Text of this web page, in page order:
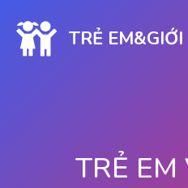
TRẺ EM&GIỚI
TRẺ EM